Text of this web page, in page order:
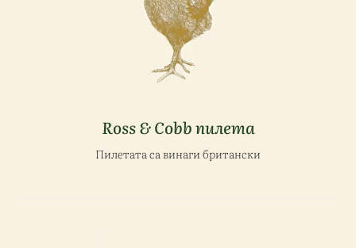
Ross & Cobb пилета
Пилетата са винаги британски